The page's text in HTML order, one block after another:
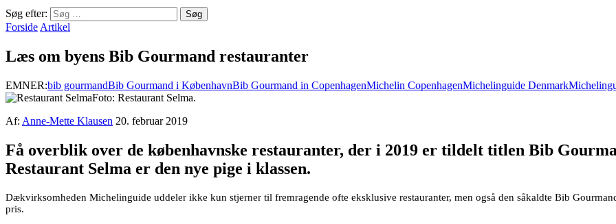
Søg efter:
Forside Artikel
Læs om byens Bib Gourmand restauranter
EMNER:bib gourmandBib Gourmand i KøbenhavnBib Gourmand in CopenhagenMichelin CopenhagenMichelinguide Denmark
Foto: Restaurant Selma.
Af: Anne-Mette Klausen 20. februar 2019
Få overblik over de københavnske restauranter, der i 2019 er tildelt titlen Bib
Restaurant Selma er den nye pige i klassen.
Dækvirksomheden Michelinguide uddeler ikke kun stjerner til fremragende ofte eksklusive restauranter, men også den såkaldte Bib
pris.